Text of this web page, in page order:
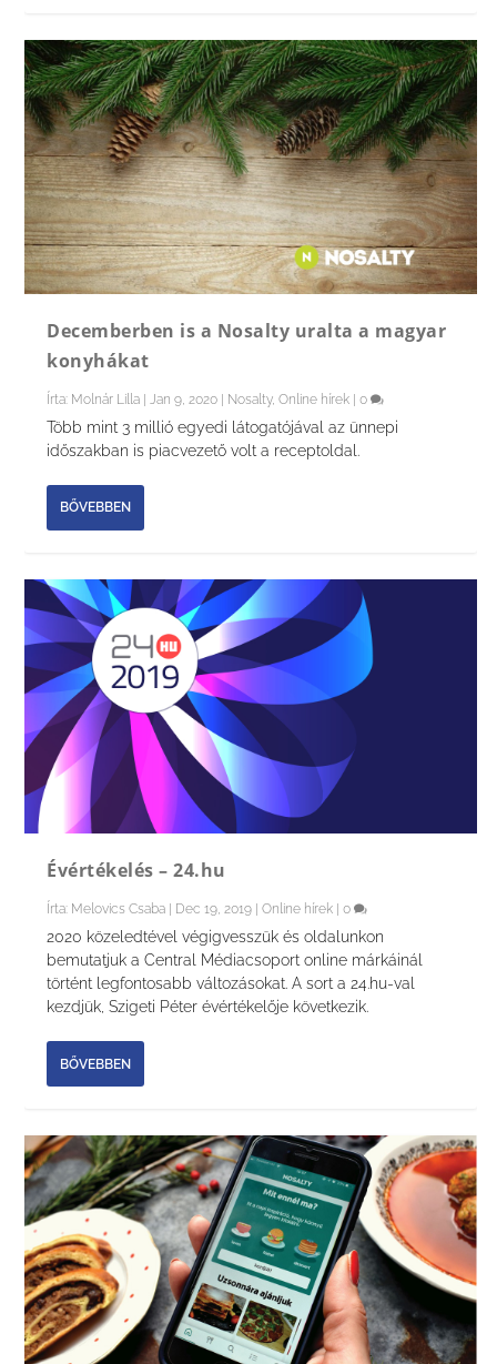
Decemberben is a Nosalty uralta a magyar
konyhákat
Írta: Molnár Lilla |Jan 9, 2020 | Nosalty,Online hírek |0
Több mint 3 millió egyedi látogatójával az ünnepi
időszakban is piacvezető volt a receptoldal.
BŐVEBBEN
Évértékelés – 24.hu
Írta: Melovics Csaba Dec 19, 2019 |Online hírek |0
2020 közeledtével végigvesszük és oldalunkon
bemutatjuk a Central Médiacsoport online márkáinál
történt legfontosabb változásokat. A sort a 24.hu-val
kezdjük, Szigeti Péter évértékelője következik.
BŐVEBBEN